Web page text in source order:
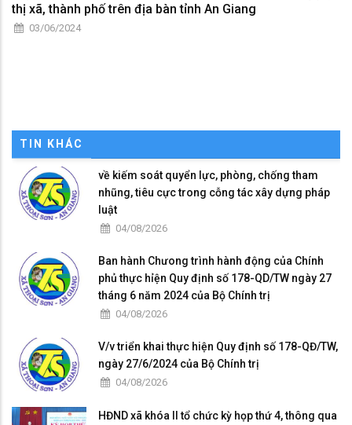
thị xã, thành phố trên địa bàn tỉnh An Giang
03/06/2024
TIN KHÁC
về kiếm soát quyển lực, phòng, chống tham
nhũng, tiêu cực trong cỗng tác xây dựng pháp
luật
04/08/2026
Ban hành Chưong trình hành động của Chính
phủ thực hỉện Quy định số 178-QD/TW ngày 27
tháng 6 năm 2024 của Bộ Chính trị
04/08/2026
V/v triển khai thực hiện Quy định số 178-QĐ/TW,
ngày 27/6/2024 của Bộ Chính trị
04/08/2026
HĐND xã khóa II tổ chức kỳ họp thứ 4, thông qua